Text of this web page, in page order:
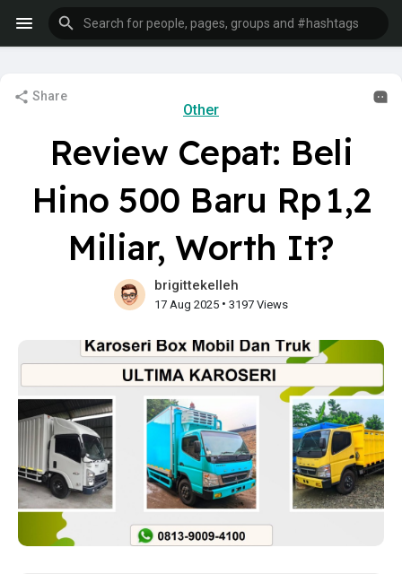
Share
Other
Review Cepat: Beli
Hino 500 Baru Rp 1,2
Miliar, Worth It?
brigittekelleh
17 Aug 2025 • 3197 Views